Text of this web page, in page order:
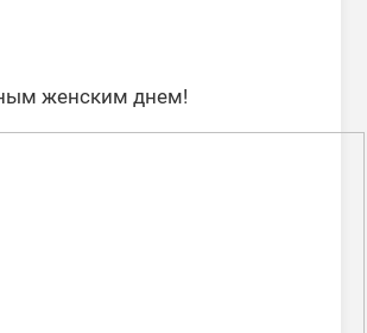
женским днем!